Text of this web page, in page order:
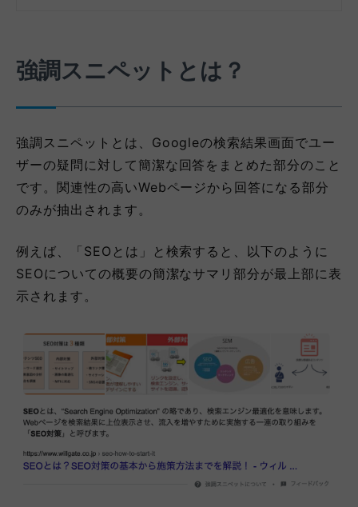
強調スニペットとは？
強調スニペットとは、Googleの検索結果画面でユー
ザーの疑問に対して簡潔な回答をまとめた部分のこと
です。関連性の高いWebページから回答になる部分
のみが抽出されます。
例えば、「SEOとは」と検索すると、以下のように
SEOについての概要の簡潔なサマリ部分が最上部に表
示されます。